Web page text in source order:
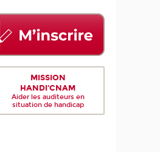
MISSION
HANDI'CNAM
Aider les auditeurs en
situation de handicap